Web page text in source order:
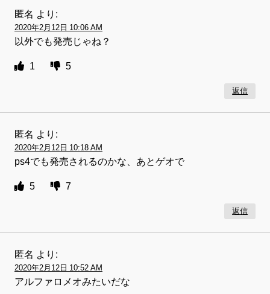
匿名 より:
2020年2月12日 10:06 AM
以外でも発売じゃね？
1 5
返信
匿名 より:
2020年2月12日 10:18 AM
ps4でも発売されるのかな、あとゲオで
5 7
返信
匿名 より:
2020年2月12日 10:52 AM
アルファロメオみたいだな